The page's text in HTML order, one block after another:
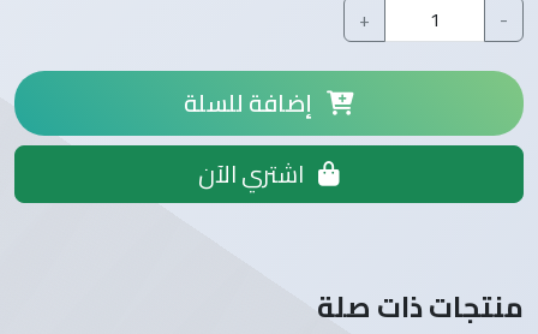
-
+
منتجات ذات صلة